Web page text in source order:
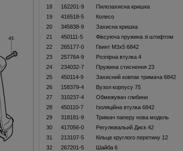
18
162201-9 Пилозахисна кришка
19
416518-5 Колесо
20
345838-9 Захисна кришка
21
450111-5 Фіксуюча пружина зі штифтом
22
265177-0 Гвинт M3x5 6842
23
257764-9 Розпірна втулка 4
24
234032-7 Пружина стиснення 23
25
450114-9 Захисний ковпак тримача 6842
26
158379-4 Вузол корпусу 75
27
310237-4 Обмежувач глибини
28
450110-7 Ізоляційна втулка 6842
29
318181-9 Тримач паперу нова модель
30
417056-0 Регулювальий Диск 42
31
213107-5 Кільце круглого перетину 12
32
267201-5 Шайба 6